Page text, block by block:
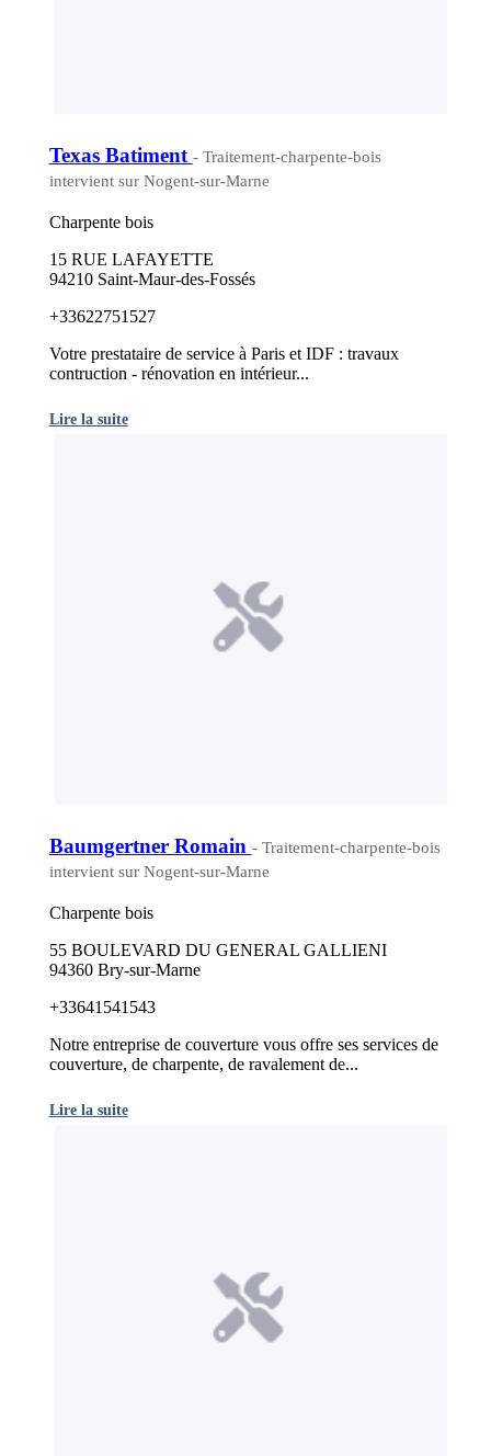
Texas Batiment - Traitement-charpente-bois
intervient sur Nogent-sur-Marne
Charpente bois
15 RUE LAFAYETTE
94210 Saint-Maur-des-Fossés
+33622751527
Votre prestataire de service à Paris et IDF : travaux
contruction - rénovation en intérieur...
Lire la suite
Baumgertner Romain - Traitement-charpente-bois
intervient sur Nogent-sur-Marne
Charpente bois
55 BOULEVARD DU GENERAL GALLIENI
94360 Bry-sur-Marne
+33641541543
Notre entreprise de couverture vous offre ses services de
couverture, de charpente, de ravalement de...
Lire la suite